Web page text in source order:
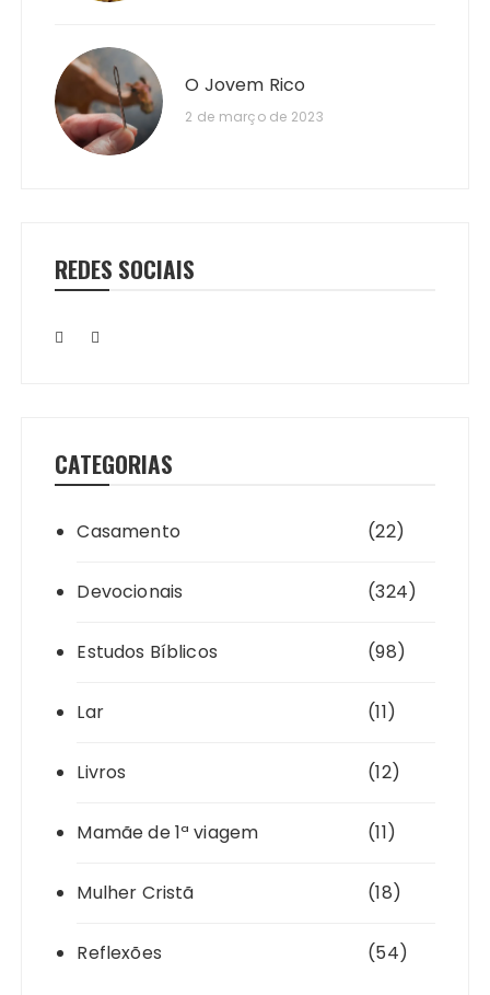
O Jovem Rico
2 de março de 2023
REDES SOCIAIS
CATEGORIAS
Casamento (22)
Devocionais (324)
Estudos Bíblicos (98)
Lar (11)
Livros (12)
Mamãe de 1ª viagem (11)
Mulher Cristã (18)
Reflexões (54)